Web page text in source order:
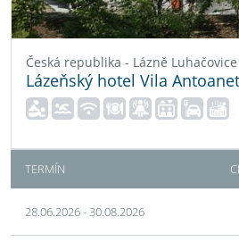
Česká republika - Lázně Luhačovice
Lázeňský hotel Vila
TERMÍN
28.06.2026 - 30.08.2026